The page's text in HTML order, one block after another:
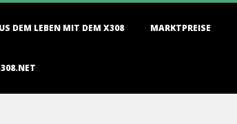
DEM LEBEN MIT DEM X308 MARKTPREISE